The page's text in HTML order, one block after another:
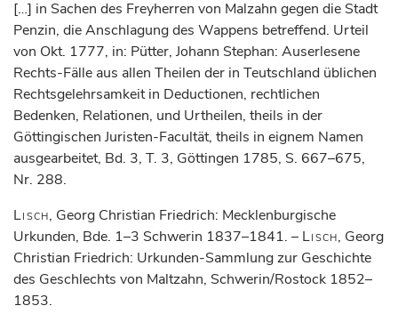
[…] in Sachen des Freyherren von Malzahn gegen die Stadt
Penzin, die Anschlagung des Wappens betreffend. Urteil
von Okt. 1777, in: Pütter, Johann Stephan: Auserlesene
Rechts-Fälle aus allen Theilen der in Teutschland üblichen
Rechtsgelehrsamkeit in Deductionen, rechtlichen
Bedenken, Relationen, und Urtheilen, theils in der
Göttingischen Juristen-Facultät, theils in eignem Namen
ausgearbeitet, Bd. 3, T. 3, Göttingen 1785, S. 667–675,
Nr. 288.
Lisch, Georg Christian Friedrich: Mecklenburgische
Urkunden, Bde. 1–3 Schwerin 1837–1841. – Lisch, Georg
Christian Friedrich: Urkunden-Sammlung zur Geschichte
des Geschlechts von Maltzahn, Schwerin/Rostock 1852–
1853.